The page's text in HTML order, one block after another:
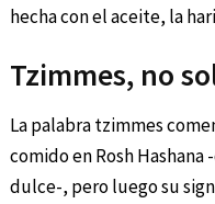
hecha con el aceite, la
Tzimmes, no
La palabra tzimmes
comido en Rosh Hashana
dulce-, pero luego su